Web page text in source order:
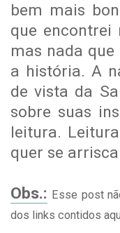
bem mais
que encontrei
mas nada
a história. A
de vista da
sobre suas
leitura.
quer se
Obs.: Esse post
dos links contidos